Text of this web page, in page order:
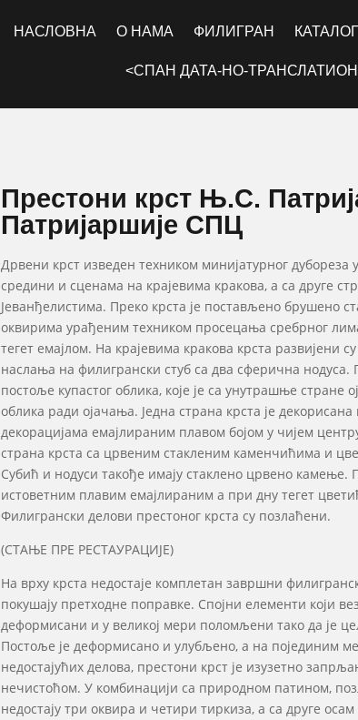
НАСЛОВНА О НАМА ФИЛИГРАН КАТАЛОГ
<СПАН ДАТА-НО-
Престони крст Њ.С.
Патријаршије СПЦ
Дрвени крст изведен техником минијатурног
средини и сценама на крајевима кракова, а са друге
Јеванђелистима. Преко крста је постављено брушено
оквирима урађеним техником просецања сребрног
тегет емајлом. На крајевима кракова крста развијени
наслања на филигрански стуб са два сферична
постоље купастог облика, које је са унутрашње
облика ради ојачања. Једна страна крста је
декорацијама емајлираним плавом бојом у чијем
страна крста са црвеним стакленим каменчићима и
Субић и нодуси такође имају стаклено црвено
истоветним плавим емајлираним а при дну тегет
Филигрански делови престоног крста су позлаћени.
(СТАЊЕ ПРЕ РЕСТАУРАЦИЈЕ)
На врху крста недостаје комплетан завршни
покушају претходне поправке. Спојни елементи који
деформисани и у великој мери поломљени тако да је
Постоље је деформисано и улубљено, а на појединим
недостајућих делова, престони крст је изузетно
нечистоћом. У комбинацији са природном патином,
недостају три оквира и четири тиркиза, а са друге